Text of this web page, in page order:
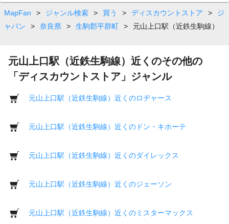
MapFan > ジャンル検索 > 買う > ディスカウントストア >
ジ
ャパン
> 奈良県 > 生駒郡平群町 > 元山上口駅（近鉄生駒線）
元山上口駅（近鉄生駒線）近くのその他の
「ディスカウントストア」ジャンル
元山上口駅（近鉄生駒線）近くのロヂャース
元山上口駅（近鉄生駒線）近くのドン・キホーテ
元山上口駅（近鉄生駒線）近くのダイレックス
元山上口駅（近鉄生駒線）近くのジェーソン
元山上口駅（近鉄生駒線）近くのミスターマックス